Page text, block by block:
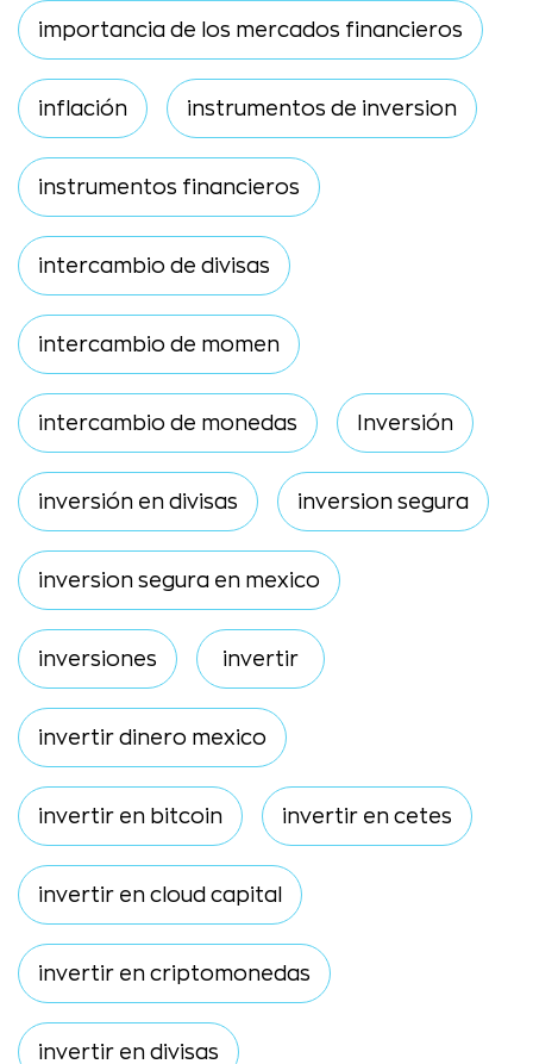
importancia de los mercados financieros
inflación instrumentos de inversion
instrumentos financieros
intercambio de divisas
intercambio de momen
intercambio de monedas Inversión
inversión en divisas inversion segura
inversion segura en mexico
inversiones invertir
invertir dinero mexico
invertir en bitcoin invertir en cetes
invertir en cloud capital
invertir en criptomonedas
invertir en divisas